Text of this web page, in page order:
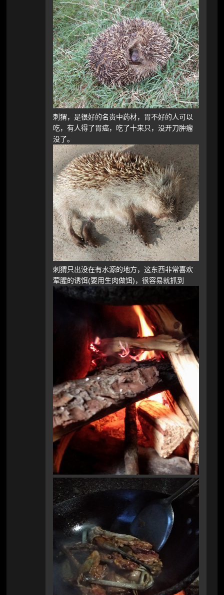
刺猬，是很好的名贵中药材，胃不好的人可以
吃，有人得了胃癌，吃了十来只，没开刀肿瘤
没了。
刺猬只出没在有水源的地方，这东西非常喜欢
荤腥的诱饵(要用生肉做饵)，很容易就抓到